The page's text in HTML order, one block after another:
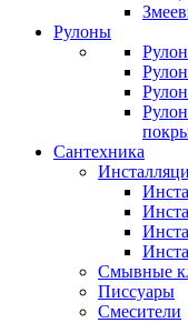
Рулоны
Сантехника
Смывные
Писсуары
Смесители